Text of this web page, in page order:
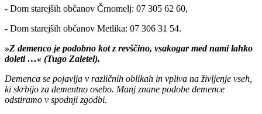
- Dom starejših občanov Črnomelj: 07 305 62 60,
- Dom starejših občanov Metlika: 07 306 31 54.
»Z demenco je podobno kot z revščino, vsakogar med nami lahko
doleti …« (Tugo Zaletel).
Demenca se pojavlja v različnih oblikah in vpliva na življenje vseh,
ki skrbijo za dementno osebo. Manj znane podobe demence
odstiramo v spodnji zgodbi.